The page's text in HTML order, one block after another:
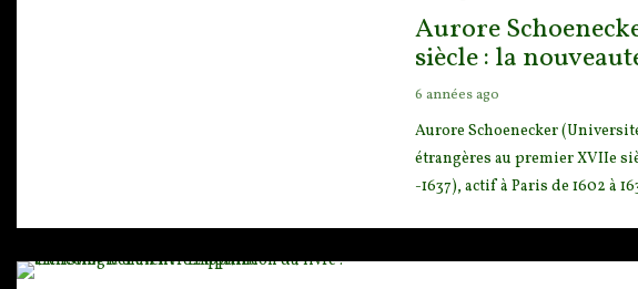
Aurore
siècle : la
6 années ago
Aurore Schoenecker
étrangères au premier XVIIe
-1637), actif à Paris de 1602 à